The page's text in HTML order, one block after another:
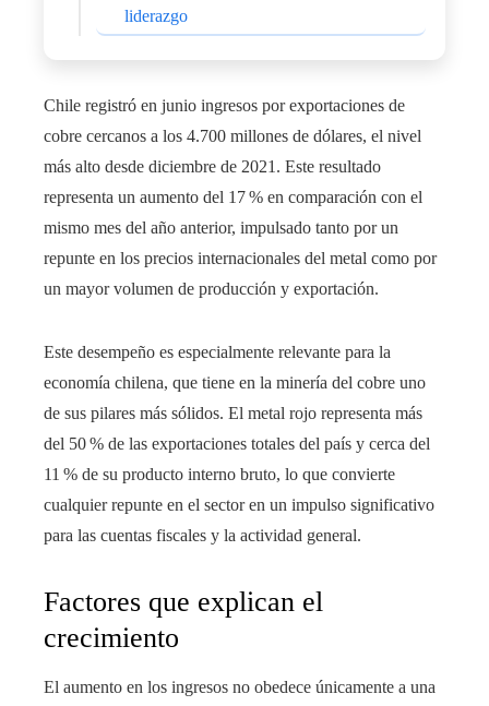
liderazgo
Chile registró en junio ingresos por exportaciones de
cobre cercanos a los 4.700 millones de dólares, el nivel
más alto desde diciembre de 2021. Este resultado
representa un aumento del 17 % en comparación con el
mismo mes del año anterior, impulsado tanto por un
repunte en los precios internacionales del metal como por
un mayor volumen de producción y exportación.
Este desempeño es especialmente relevante para la
economía chilena, que tiene en la minería del cobre uno
de sus pilares más sólidos. El metal rojo representa más
del 50 % de las exportaciones totales del país y cerca del
11 % de su producto interno bruto, lo que convierte
cualquier repunte en el sector en un impulso significativo
para las cuentas fiscales y la actividad general.
Factores que explican el
crecimiento
El aumento en los ingresos no obedece únicamente a una